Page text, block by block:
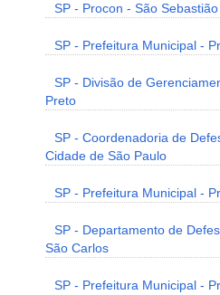
SP - Procon - São
SP - Prefeitura Municipal -
SP - Divisão de
Preto
SP - Coordenadoria de
Cidade de São Paulo
SP - Prefeitura Municipal -
SP - Departamento de
São Carlos
SP - Prefeitura Municipal -